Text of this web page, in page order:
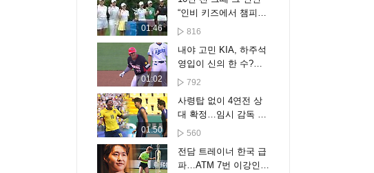
01:46
“인비 키즈에서 챔피언
으로”
816
01:02
내야 고민 KIA, 하주석
영입이 신의 한 수?…
박찬호 떠난 유격수 자
792
01:50
사령탑 없이 4연전 상
대 확정…임시 감독 시
험대
560
전담 트레이너 한국 급
파…ATM 7번 이강인